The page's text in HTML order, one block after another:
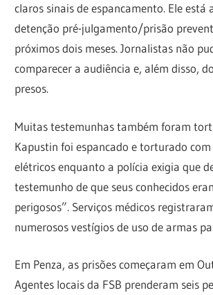
claros sinais de espancamento. Ele está
detenção pré-julgamento/prisão
próximos dois meses. Jornalistas não
comparecer a audiência e, além disso,
presos.
Muitas testemunhas também foram
Kapustin foi espancado e torturado com
elétricos enquanto a polícia exigia que
testemunho de que seus conhecidos
perigosos”. Serviços médicos
numerosos vestígios de uso de armas
Em Penza, as prisões começaram em
Agentes locais da FSB prenderam seis